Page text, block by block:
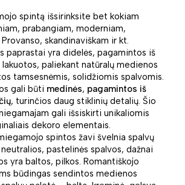
spintą išsirinksite bet kokiam
prabangiam, moderniam,
skandinaviškam ir kt.
paprastai yra didelės, pagamintos iš
paliekant natūralų medienos
tamsesnėmis, solidžiomis spalvomis.
gali būti medinės, pagamintos iš
, turinčios daug stiklinių detalių. Šio
gali išsiskirti unikaliomis
dekoro elementais.
spintos žavi švelnia spalvų
pastelinės spalvos, dažnai
yra baltos, pilkos. Romantiškojo
būdingas sendintos medienos